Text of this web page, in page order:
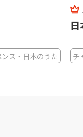
し者たち」
ス・日本のうた
中
日